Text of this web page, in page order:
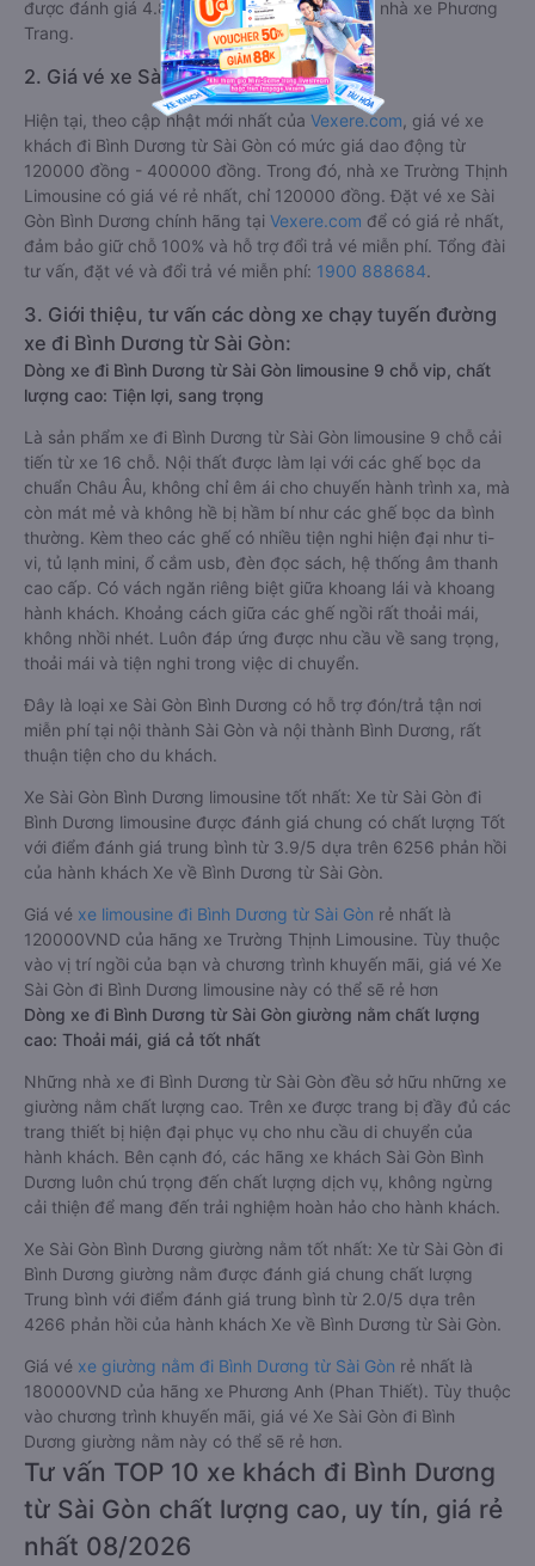
được đánh giá 4.8/5 bởi 3939 hành khách là nhà xe Phương
Trang.
2. Giá vé xe Sài Gòn Bình Dương
Hiện tại, theo cập nhật mới nhất của Vexere.com , giá vé xe
khách đi Bình Dương từ Sài Gòn có mức giá dao động từ
120000 đồng - 400000 đồng. Trong đó, nhà xe Trường Thịnh
Limousine có giá vé rẻ nhất, chỉ 120000 đồng. Đặt vé xe Sài
Gòn Bình Dương chính hãng tại Vexere.com để có giá rẻ nhất,
đảm bảo giữ chỗ 100% và hỗ trợ đổi trả vé miễn phí. Tổng đài
tư vấn, đặt vé và đổi trả vé miễn phí: 1900 888684.
3. Giới thiệu, tư vấn các dòng xe chạy tuyến đường
xe đi Bình Dương từ Sài Gòn:
Dòng xe đi Bình Dương từ Sài Gòn limousine 9 chỗ vip, chất
lượng cao: Tiện lợi, sang trọng
Là sản phẩm xe đi Bình Dương từ Sài Gòn limousine 9 chỗ cải
tiến từ xe 16 chỗ. Nội thất được làm lại với các ghế bọc da
chuẩn Châu Âu, không chỉ êm ái cho chuyến hành trình xa, mà
còn mát mẻ và không hề bị hầm bí như các ghế bọc da bình
thường. Kèm theo các ghế có nhiều tiện nghi hiện đại như ti-
vi, tủ lạnh mini, ổ cắm usb, đèn đọc sách, hệ thống âm thanh
cao cấp. Có vách ngăn riêng biệt giữa khoang lái và khoang
hành khách. Khoảng cách giữa các ghế ngồi rất thoải mái,
không nhồi nhét. Luôn đáp ứng được nhu cầu về sang trọng,
thoải mái và tiện nghi trong việc di chuyển.
Đây là loại xe Sài Gòn Bình Dương có hỗ trợ đón/trả tận nơi
miễn phí tại nội thành Sài Gòn và nội thành Bình Dương, rất
thuận tiện cho du khách.
Xe Sài Gòn Bình Dương limousine tốt nhất: Xe từ Sài Gòn đi
Bình Dương limousine được đánh giá chung có chất lượng Tốt
với điểm đánh giá trung bình từ 3.9/5 dựa trên 6256 phản hồi
của hành khách Xe về Bình Dương từ Sài Gòn.
Giá vé xe limousine đi Bình Dương từ Sài Gòn rẻ nhất là
120000VND của hãng xe Trường Thịnh Limousine. Tùy thuộc
vào vị trí ngồi của bạn và chương trình khuyến mãi, giá vé Xe
Sài Gòn đi Bình Dương limousine này có thể sẽ rẻ hơn
Dòng xe đi Bình Dương từ Sài Gòn giường nằm chất lượng
cao: Thoải mái, giá cả tốt nhất
Những nhà xe đi Bình Dương từ Sài Gòn đều sở hữu những xe
giường nằm chất lượng cao. Trên xe được trang bị đầy đủ các
trang thiết bị hiện đại phục vụ cho nhu cầu di chuyển của
hành khách. Bên cạnh đó, các hãng xe khách Sài Gòn Bình
Dương luôn chú trọng đến chất lượng dịch vụ, không ngừng
cải thiện để mang đến trải nghiệm hoàn hảo cho hành khách.
Xe Sài Gòn Bình Dương giường nằm tốt nhất: Xe từ Sài Gòn đi
Bình Dương giường nằm được đánh giá chung chất lượng
Trung bình với điểm đánh giá trung bình từ 2.0/5 dựa trên
4266 phản hồi của hành khách Xe về Bình Dương từ Sài Gòn.
Giá vé xe giường nằm đi Bình Dương từ Sài Gòn rẻ nhất là
180000VND của hãng xe Phương Anh (Phan Thiết). Tùy thuộc
vào chương trình khuyến mãi, giá vé Xe Sài Gòn đi Bình
Dương giường nằm này có thể sẽ rẻ hơn.
Tư vấn TOP 10 xe khách đi Bình Dương
từ Sài Gòn chất lượng cao, uy tín, giá rẻ
nhất 08/2026